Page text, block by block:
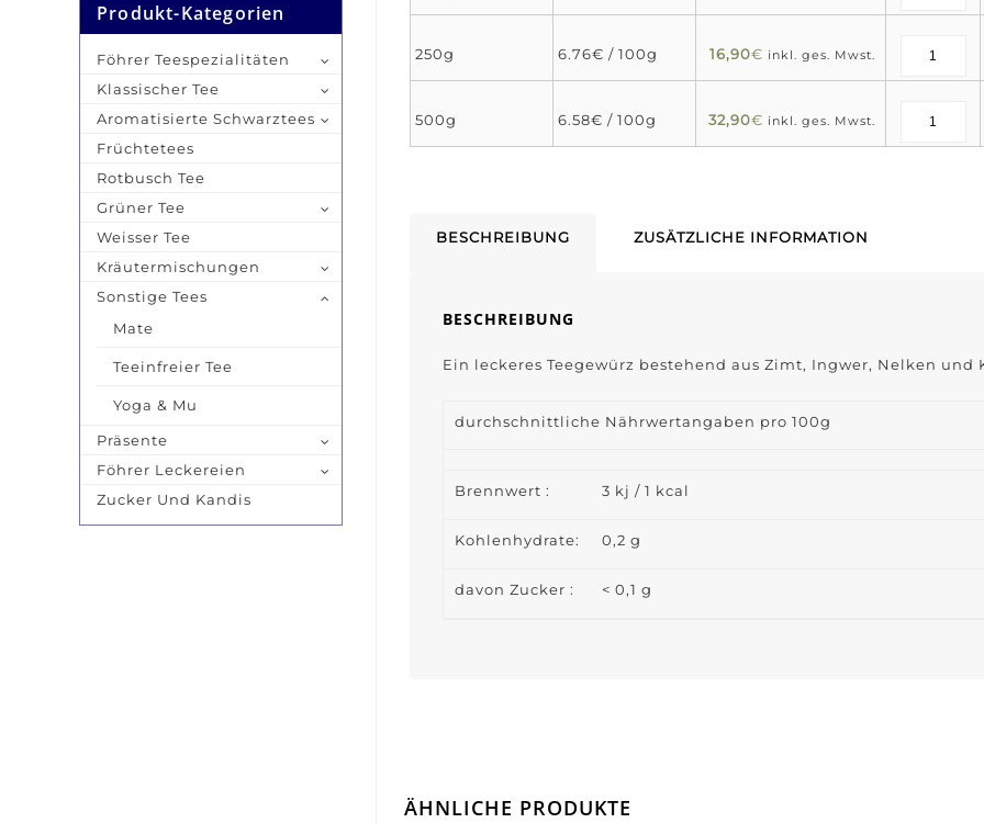
250g 6.76€ / 100g 16,90€ inkl. ges. Mwst.
500g 6.58€ / 100g 32,90€ inkl. ges. Mwst.
BESCHREIBUNG ZUSÄTZLICHE INFORMATION
BESCHREIBUNG
Ein leckeres Teegewürz bestehend aus Zimt, Ingwer, Nelken und
durchschnittliche Nährwertangaben pro 100g
Brennwert : 3 kj / 1 kcal
Kohlenhydrate: 0,2 g
davon Zucker : < 0,1 g
ÄHNLICHE PRODUKTE
Produkt-Kategorien
Föhrer Teespezialitäten
Klassischer Tee
Aromatisierte Schwarztees
Früchtetees
Rotbusch Tee
Grüner Tee
Weisser Tee
Kräutermischungen
Sonstige Tees
Mate
Teeinfreier Tee
Yoga & Mu
Präsente
Föhrer Leckereien
Zucker Und Kandis